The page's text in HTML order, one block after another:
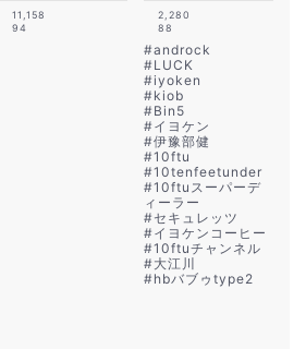
11,158
94
2,280
88
#androck
#LUCK
#iyoken
#kiob
#Bin5
#イヨケン
#伊豫部健
#10ftu
#10tenfeetunder
#10ftuスーパーデ
ィーラー
#セキュレッツ
#イヨケンコーヒー
#10ftuチャンネル
#大江川
#hbバブゥtype2